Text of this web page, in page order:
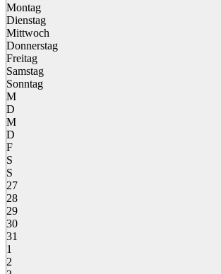
Montag
Dienstag
Mittwoch
Donnerstag
Freitag
Samstag
Sonntag
M
D
M
D
F
S
S
27
28
29
30
31
1
2